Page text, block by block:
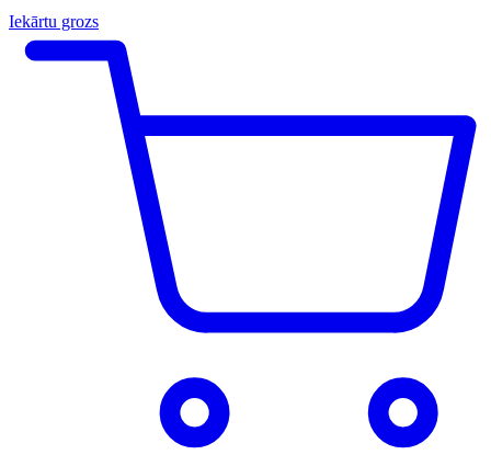
Iekārtu grozs